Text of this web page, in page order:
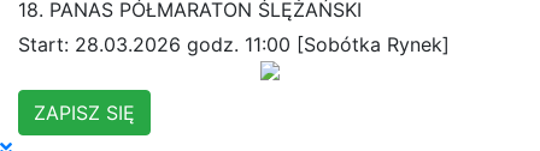
18. PANAS PÓŁMARATON ŚLĘŻAŃSKI
Start: 28.03.2026 godz. 11:00 [Sobótka Rynek]
ZAPISZ SIĘ